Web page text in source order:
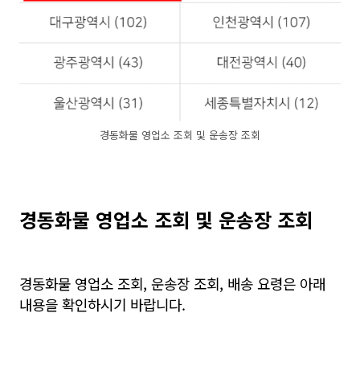
경동화물 영업소 조회 및 운송장 조회
경동화물 영업소 조회 및 운송장 조회
경동화물 영업소 조회, 운송장 조회, 배송 요령은 아래
내용을 확인하시기 바랍니다.